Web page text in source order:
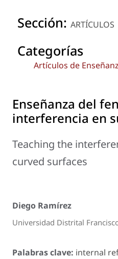
Sección: ARTÍCULOS
Categorías
Artículos de
Enseñanza del
interferencia en
Teaching the
curved surfaces
Diego Ramírez
Universidad Distrital
Palabras clave: internal